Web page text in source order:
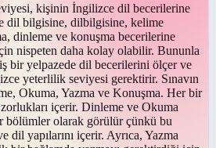
kişinin İngilizce dil becerilerine
dil bilgisine, dilbilgisine, kelime
dinleme ve konuşma becerilerine
nispeten daha kolay olabilir. Bununla
bir yelpazede dil becerilerini ölçer ve
yeterlilik seviyesi gerektirir. Sınavın
Okuma, Yazma ve Konuşma. Her bir
içerir. Dinleme ve Okuma
bölümler olarak görülür çünkü bu
dil yapılarını içerir. Ayrıca, Yazma